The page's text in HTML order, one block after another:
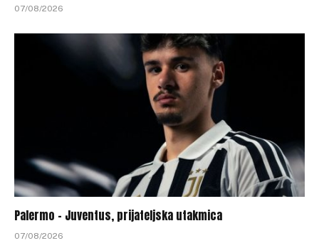
07/08/2026
Palermo – Juventus, prijateljska utakmica
07/08/2026